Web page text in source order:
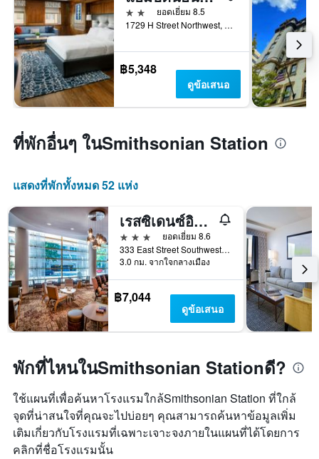
2 ดาว
ยอดเยี่ยม 8.5
1729 H Street Northwest, วอชิงตัน, DC, สหรัฐอเมริกา
฿5,348
ดูข้อเสนอ
ที่พักอื่นๆ ในSmithsonian Station
แสดงที่พักทั้งหมด 52 แห่ง
เรสซิเดนซ์อินน์ บาย แมริออท วอชิงตัน ดี.ซี. เนชันนอลมอลล์
3 ดาว
ยอดเยี่ยม 8.6
333 East Street Southwest, วอชิงตัน, DC, สหรัฐอเมริกา
3.0 กม. จากใจกลางเมือง
฿7,044
ดูข้อเสนอ
พักที่ไหนในSmithsonian Stationดี?
ใช้แผนที่เพื่อค้นหาโรงแรมใกล้Smithsonian Station ที่ใกล้
จุดที่น่าสนใจที่คุณจะไปบ่อยๆ คุณสามารถค้นหาข้อมูลเพิ่ม
เติมเกี่ยวกับโรงแรมที่เฉพาะเจาะจงภายในแผนที่ได้โดยการ
คลิกที่ชื่อโรงแรมนั้น